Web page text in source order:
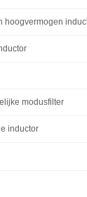
hoogvermogen
modusfilter
inductor